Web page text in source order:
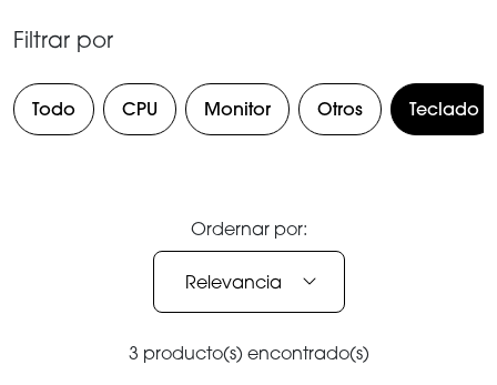
Filtrar por
Todo CPU Monitor Otros Teclado
Ordernar por:
Relevancia
3 producto(s) encontrado(s)